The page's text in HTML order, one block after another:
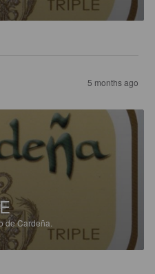
5 months ago
de Cardeña.